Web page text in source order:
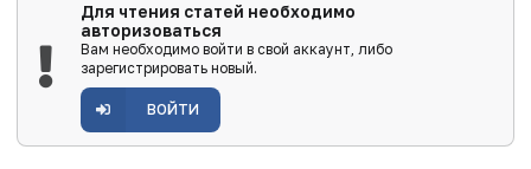
Для чтения статей необходимо
авторизоваться
Вам необходимо войти в свой аккаунт, либо
зарегистрировать новый.
ВОЙТИ